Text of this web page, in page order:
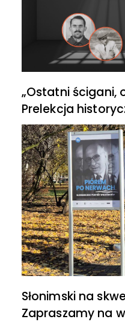
„Ostatni ścigani,
Prelekcja
Słonimski na
Zapraszamy na